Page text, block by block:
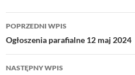
Nawigacja
wpisu
POPRZEDNI WPIS
Ogłoszenia parafialne 12 maj 2024
NASTĘPNY WPIS